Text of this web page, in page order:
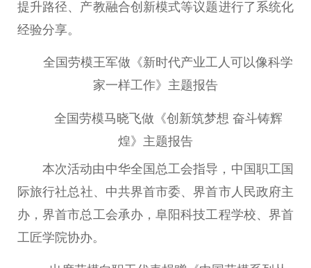
提升路径、产教融合创新模式等议题进行了系统化
经验分享。
全国劳模王军做《新时代产业工人可以像科学
家一样工作》主题报告
全国劳模马晓飞做《创新筑梦想 奋斗铸辉
煌》主题报告
本次活动由中华全国 总工会指导， 中国职工国
际旅行社总社、 中共界首市委、界首市人民政府主
办，界首市总 工会承办，阜阳科技工程学校、界首
工匠学院协办。